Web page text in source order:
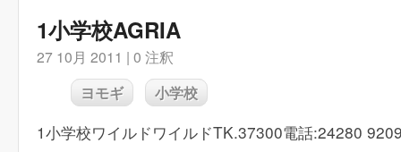
1小学校AGRIA
27 10月 2011 | 0 注釈
ヨモギ 小学校
1小学校ワイルドワイルドTK.37300電話:24280